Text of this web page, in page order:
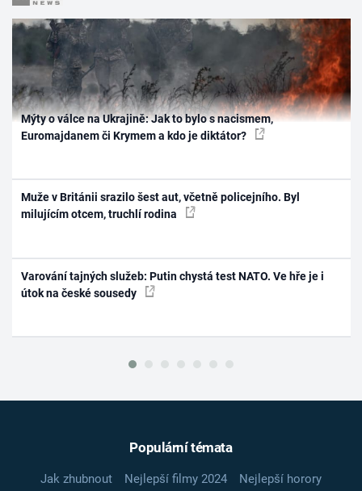
Mýty o válce na Ukrajině: Jak to bylo s nacismem,
Euromajdanem či Krymem a kdo je diktátor?
Muže v Británii srazilo šest aut, včetně policejního. Byl
milujícím otcem, truchlí rodina
Varování tajných služeb: Putin chystá test NATO. Ve hře je i
útok na české sousedy
Populární témata
Jak zhubnout Nejlepší filmy 2024
Nejlepší horory